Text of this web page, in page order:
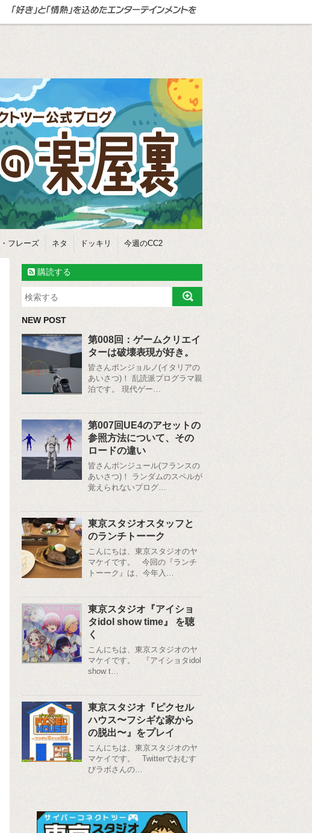
フレーズ ネタ ドッキリ 今週のCC2
購読する
NEW POST
第008回：ゲームクリエイ
ターは破壊表現が好き。
皆さんボンジョルノ(イタリアの
あいさつ)！ 乱読派プログラマ親
泊です。 現代ゲー…
第007回UE4のアセットの
参照方法について、その
ロードの違い
皆さんボンジュール(フランスの
あいさつ)！ ランダムのスペルが
覚えられないプログ…
東京スタジオスタッフと
のランチトーーク
こんにちは、東京スタジオのヤ
マケイです。 今回の『ランチ
トーーク』は、今年入…
東京スタジオ『アイショ
タidol show time』 を聴
く
こんにちは、東京スタジオのヤ
マケイです。 『アイショタidol
show t…
東京スタジオ『ピクセル
ハウス〜フシギな家から
の脱出〜』をプレイ
こんにちは、東京スタジオのヤ
マケイです。 Twitterでおむす
びラボさんの…